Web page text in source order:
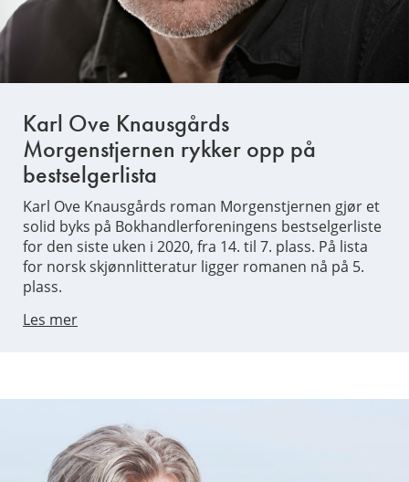
Karl Ove Knausgårds
Morgenstjernen rykker opp på
bestselgerlista
Karl Ove Knausgårds roman Morgenstjernen gjør et
solid byks på Bokhandlerforeningens bestselgerliste
for den siste uken i 2020, fra 14. til 7. plass. På lista
for norsk skjønnlitteratur ligger romanen nå på 5.
plass.
Les mer